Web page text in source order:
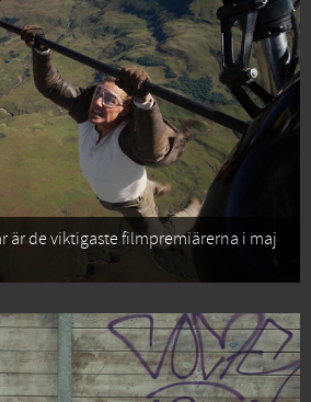
är de viktigaste filmpremiärerna i maj